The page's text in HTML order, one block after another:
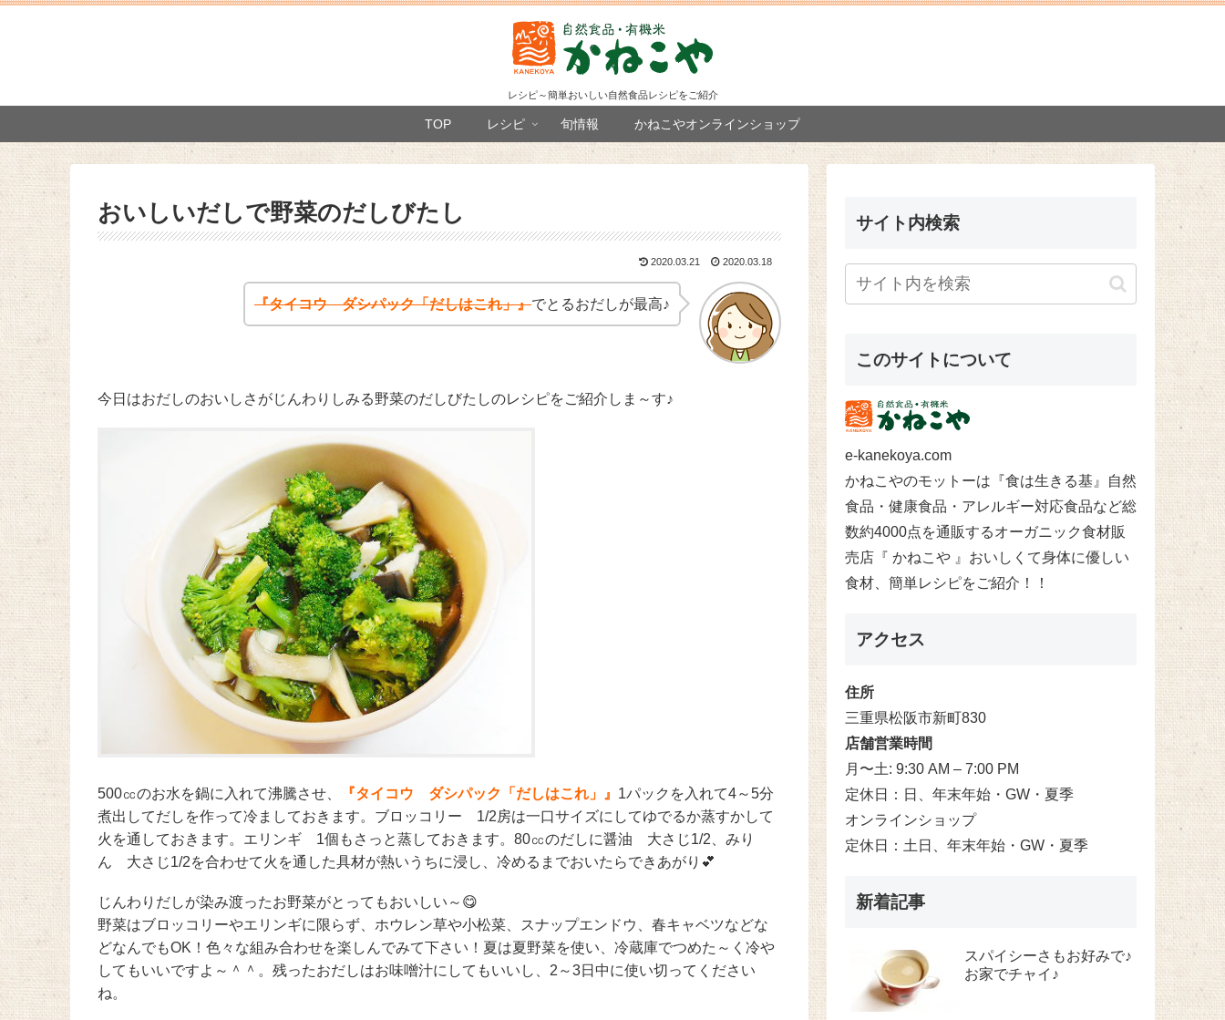
レシピ～簡単おいしい自然食品レシピをご紹介
TOP レシピ 旬情報 かねこやオンラインショップ
おいしいだしで野菜のだしびたし
2020.03.21 2020.03.18
『タイコウ ダシパック「だしはこれ」』でとるおだしが最高♪
今日はおだしのおいしさがじんわりしみる野菜のだしびたしのレシピをご紹介しま～す♪
500㏄のお水を鍋に入れて沸騰させ、 『タイコウ ダシパック「だしはこれ」』 1パックを入れて4～5分
煮出してだしを作って冷ましておきます。ブロッコリー 1/2房は一口サイズにしてゆでるか蒸すかして
火を通しておきます。エリンギ 1個もさっと蒸しておきます。80㏄のだしに醤油 大さじ1/2、みり
ん 大さじ1/2を合わせて火を通した具材が熱いうちに浸し、冷めるまでおいたらできあがり💕
じんわりだしが染み渡ったお野菜がとってもおいしい～😋
野菜はブロッコリーやエリンギに限らず、ホウレン草や小松菜、スナップエンドウ、春キャベツなどな
どなんでもOK！色々な組み合わせを楽しんでみて下さい！夏は夏野菜を使い、冷蔵庫でつめた～く冷や
してもいいですよ～＾＾。残ったおだしはお味噌汁にしてもいいし、2～3日中に使い切ってください
ね。
サイト内検索
このサイトについて
e-kanekoya.com
かねこやのモットーは『食は生きる基』自然
食品・健康食品・アレルギー対応食品など総
数約4000点を通販するオーガニック食材販
売店『 かねこや 』おいしくて身体に優しい
食材、簡単レシピをご紹介！！
アクセス
住所
三重県松阪市新町830
店舗営業時間
月〜土: 9:30 AM – 7:00 PM
定休日：日、年末年始・GW・夏季
オンラインショップ
定休日：土日、年末年始・GW・夏季
新着記事
スパイシーさもお好みで♪
お家でチャイ♪